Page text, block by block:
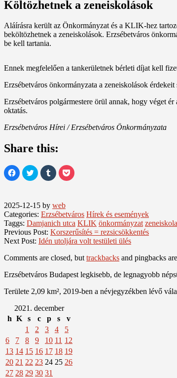
Költözhetnek a zeneiskolások
Aláírásra került az Önkormányzat és a KLIK-hez
beköltözhetnek a zeneiskolások. Erzsébetváros
be kell tartania.
Ennek megfelelően a tankerületnek bérleti díjat kell
Erzsébetváros önkormányzata a zeneiskolások
Erzsébetváros polgármestere örül annak, hogy véget
oktatás.
Erzsébetváros Hírei / Erzsébetváros Önkormányzata
Share this:
Click
to
share
(Opens
in
new
window)
Click
to
share
(Opens
in
new
window)
Click
to
share
(Opens
in
new
window)
Click
to
new
window)
2025-12-15 by web
Categories: Erzsébetváros Hírek és események
Taggs: Damjanich utca KLIK önkormányzat zeneiskola
Previous Post: Korszerűsítés = rezsicsökkentés
Next Post: Idén utoljára volt testületi ülés
Comments are closed, but trackbacks and pingbacks
Erzsébetváros Budapest legkisebb, de legnagyobb
Területe 2,09 km², 2019-ben a névjegyzékben lévő
2021. december
h K s c p s
v
1
2 3 4
5
6
7 8 9 10 11 12
13 14 15 16 17 18 19
20 21 22 23 24 25 26
27 28 29 30 31